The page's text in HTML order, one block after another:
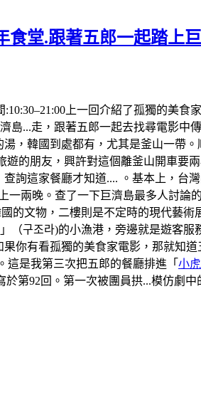
食堂.跟著五郎一起踏上
上一回介紹了孤獨的美食
島...走，跟著五郎一起去找尋電影中
，韓國到處都有，尤其是釜山一帶
的朋友，興許對這個離釜山開車要
詢這家餐廳才知道.... 。基本上，台
兩晚。查了一下巨濟島最多人討論
的文物，二樓則是不定時的現代藝術
（구조라)的小漁港，旁邊就是遊客服
你有看孤獨的美食家電影，那就知
這是我第三次把五郎的餐廳排進「 小
於第92回。第一次被團員拱...模仿劇